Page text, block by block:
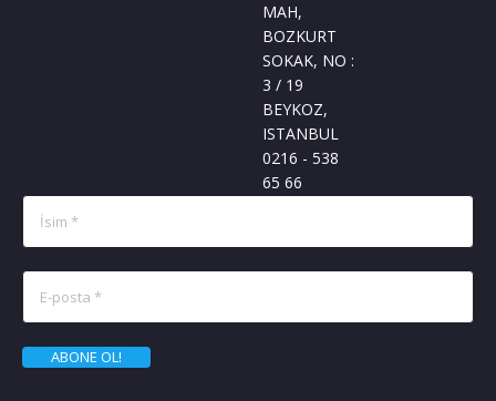
MAH,
BOZKURT
SOKAK, NO :
3 / 19
BEYKOZ,
ISTANBUL
0216 - 538
65 66